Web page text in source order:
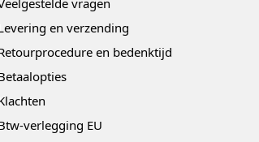
en verzending
en bedenktijd
verlegging EU